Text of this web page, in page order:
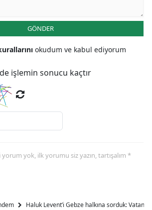
GÖNDER
okudum ve kabul ediyorum
işlemin sonucu kaçtır
yok, ilk yorumu siz yazın, tartışalım *
Haluk Levent’i Gebze halkına sorduk: